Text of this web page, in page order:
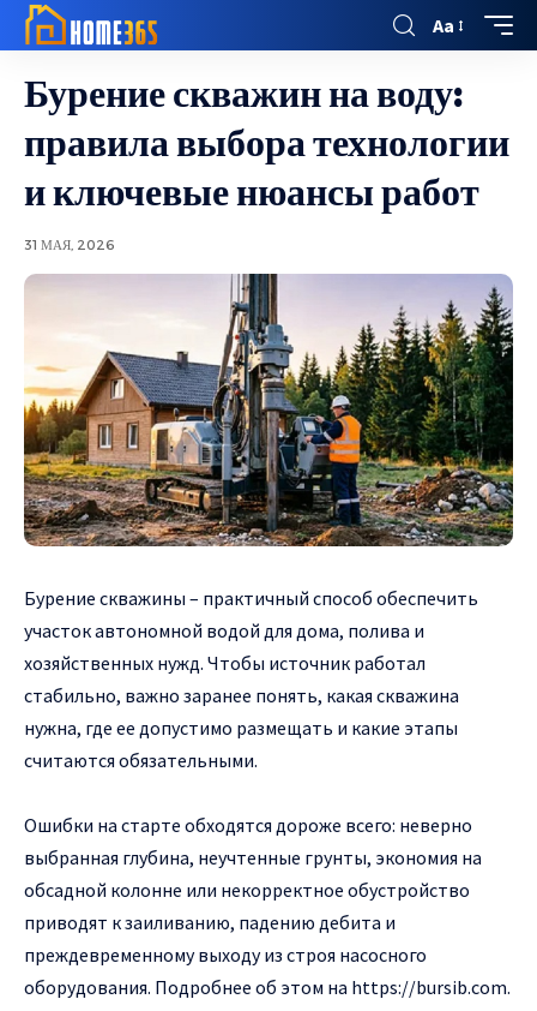
Aa
Бурение скважин на воду:
правила выбора технологии
и ключевые нюансы работ
31 МАЯ, 2026
Бурение скважины – практичный способ обеспечить
участок автономной водой для дома, полива и
хозяйственных нужд. Чтобы источник работал
стабильно, важно заранее понять, какая скважина
нужна, где ее допустимо размещать и какие этапы
считаются обязательными.
Ошибки на старте обходятся дороже всего: неверно
выбранная глубина, неучтенные грунты, экономия на
обсадной колонне или некорректное обустройство
приводят к заиливанию, падению дебита и
преждевременному выходу из строя насосного
оборудования. Подробнее об этом на https://bursib.com.